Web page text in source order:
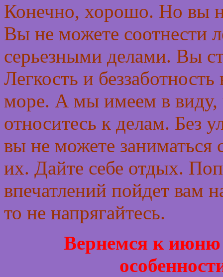
Конечно, хорошо. Но вы
Вы не можете соотнести
серьезными делами. Вы
Легкость и
море. А мы имеем в виду,
относитесь к делам. Без
вы не можете заниматься
их. Дайте себе отдых.
впечатлений пойдет вам
то не напрягайтесь.
Вернемся к июню